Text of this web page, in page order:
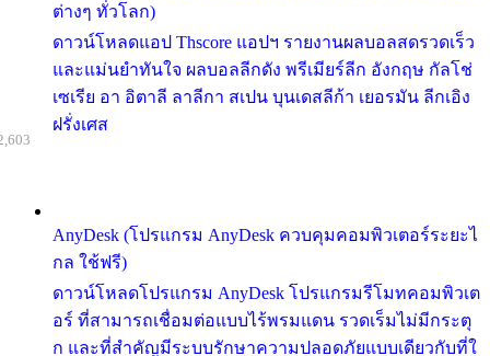
ต่างๆ ทั่วโลก)
ดาวน์โหลดแอป Thscore แอปฯ รายงานผลบอลสดรวดเร็ว
และแม่นยำทันใจ ผลบอลลีกดัง พรีเมียร์ลีก อังกฤษ กัลโช่
เซเรีย อา อิตาลี ลาลีกา สเปน บุนเดสลีก้า เยอรมัน ลีกเอิง
ฝรั่งเศส
AnyDesk (โปรแกรม AnyDesk ควบคุมคอมพิวเตอร์ระยะไ
กล ใช้ฟรี)
ดาวน์โหลดโปรแกรม AnyDesk โปรแกรมรีโมทคอมพิวเต
อร์ ที่สามารถเชื่อมต่อแบบไร้พรมแดน รวดเร็มไม่มีกระตุ
ก และที่สำคัญมีระบบรักษาความปลอดภัยแบบเดียวกับที่ใ